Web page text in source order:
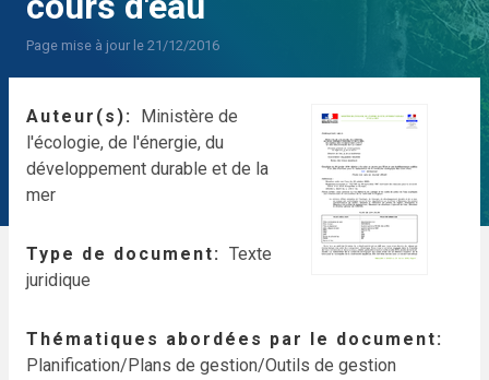
Page mise à jour le 21/12/2016
Auteur(s)
Ministère de
l'écologie, de l'énergie, du
développement durable et de la
mer
Type de document
Texte
juridique
Thématiques abordées par le document
Planification/Plans de gestion/Outils de gestion